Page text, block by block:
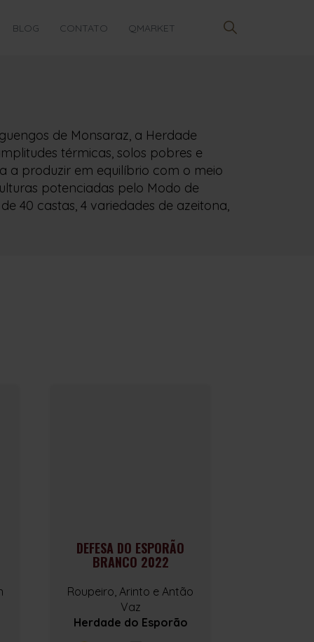
BLOG CONTATO QMARKET
de Monsaraz, a Herdade
térmicas, solos pobres e
a produzir em equilíbrio com o meio
potenciadas pelo Modo de
40 castas, 4 variedades de azeitona,
DEFESA DO ESPORÃO
BRANCO 2022
Roupeiro, Arinto e Antão
Vaz
Herdade do Esporão